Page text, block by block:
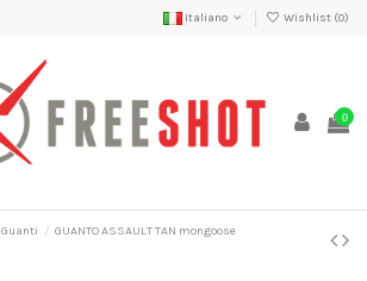
Italiano Wishlist (0)
0
Guanti
GUANTO ASSAULT TAN mongoose